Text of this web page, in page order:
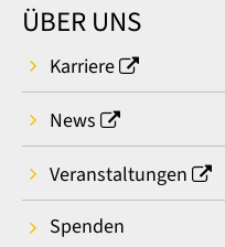
ÜBER UNS
Karriere
News
Veranstaltungen
Spenden